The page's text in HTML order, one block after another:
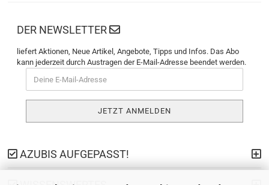
DER NEWSLETTER
liefert Aktionen, Neue Artikel, Angebote, Tipps und Infos. Das Abo
kann jederzeit durch Austragen der E-Mail-Adresse beendet werden.
AZUBIS AUFGEPASST!